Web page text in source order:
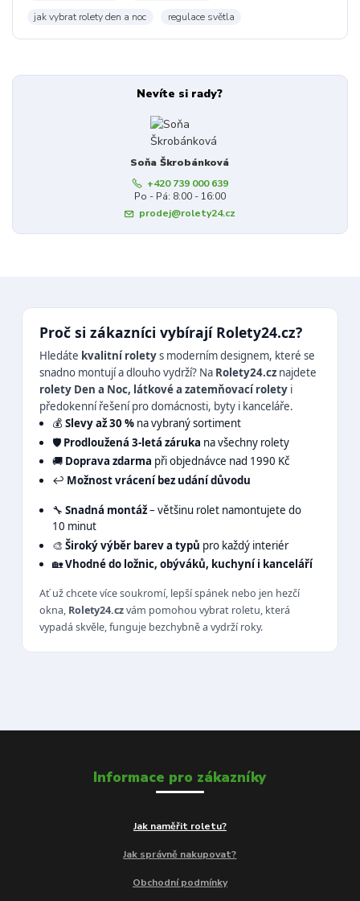
jak vybrat rolety den a noc
regulace světla
Nevíte si rady?
Soňa Škrobánková
+420 739 000 639
Po - Pá: 8:00 - 16:00
prodej@rolety24.cz
Proč si zákazníci vybírají Rolety24.cz?
Hledáte kvalitní roletys moderním designem, které se
snadno montují a dlouho vydrží? Na Rolety24.cz najdete
rolety Den a Noc, látkové a zatemňovací rolety i
předokenní řešení pro domácnosti, byty i kanceláře.
💰 Slevy až 30 %na vybraný sortiment
🛡️ Prodloužená 3-letá záruka na všechny rolety
🚚 Doprava zdarma při objednávce nad 1990 Kč
↩️ Možnost vrácení bez udání důvodu
🔧 Snadná montáž– většinu rolet namontujete do
10 minut
🎨 Široký výběr barev a typů pro každý interiér
🏡Vhodné do ložnic, obýváků, kuchyní i kanceláří
Ať už chcete více soukromí, lepší spánek nebo jen hezčí
okna, Rolety24.czvám pomohou vybrat roletu, která
vypadá skvěle, funguje bezchybně a vydrží roky.
Informace pro zákazníky
Jak naměřit roletu?
Jak správně nakupovat?
Obchodní podmínky